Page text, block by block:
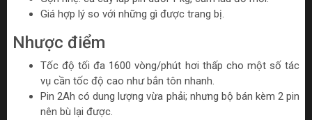
Giá hợp lý so với những gì được trang bị.
Nhược điểm
Tốc độ tối đa 1600 vòng/phút hơi thấp cho một số tác
vụ cần tốc độ cao như bắn tôn nhanh.
Pin 2Ah có dung lượng vừa phải; nhưng bộ bán kèm 2 pin
nên bù lại được.